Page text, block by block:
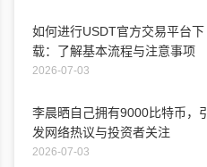
如何进行USDT官方交易平台下
载：了解基本流程与注意事项
2026-07-03
李晨晒自己拥有9000比特币，引
发网络热议与投资者关注
2026-07-03